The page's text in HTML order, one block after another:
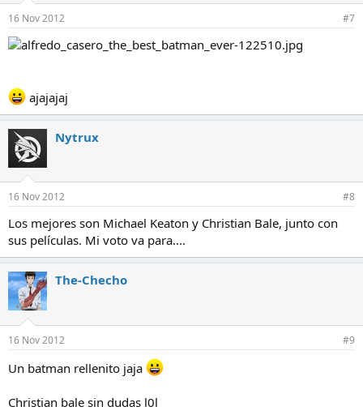
16 Nov 2012 #7
ajajajaj
Nytrux
16 Nov 2012 #8
Los mejores son Michael Keaton y Christian Bale, junto con
sus películas. Mi voto va para....
The-Checho
16 Nov 2012 #9
Un batman rellenito jaja
Christian bale sin dudas l0l